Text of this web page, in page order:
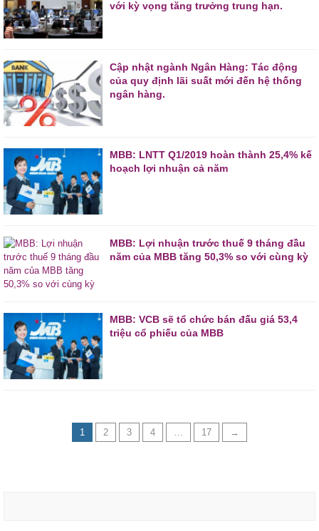
với kỳ vọng tăng trưởng trung hạn.
Cập nhật ngành Ngân Hàng: Tác động
của quy định lãi suất mới đến hệ thống
ngân hàng.
MBB: LNTT Q1/2019 hoàn thành 25,4% kế
hoạch lợi nhuận cả năm
MBB: Lợi nhuận trước thuế 9 tháng đầu
năm của MBB tăng 50,3% so với cùng kỳ
MBB: VCB sẽ tổ chức bán đấu giá 53,4
triệu cổ phiếu của MBB
1 2 3 4 … 17 →